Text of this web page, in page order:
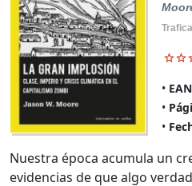
Nuestra época acumula un
evidencias de que algo